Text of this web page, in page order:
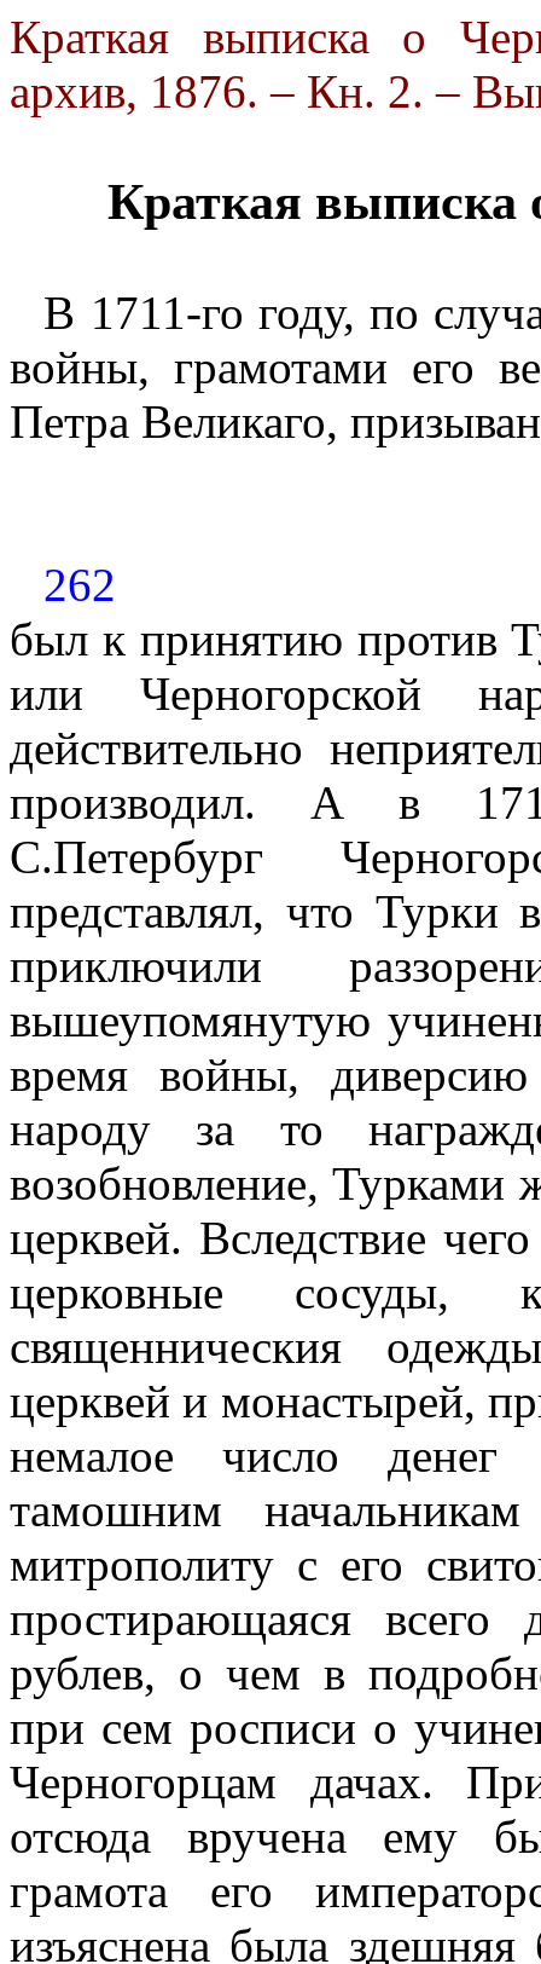
Краткая выписка о
архив, 1876. – Кн. 2. –
Краткая выписка
В 1711-го году, по
войны, грамотами его
Петра Великаго, призыван
262
был к принятию против
или Черногорской
действительно
производил. А в
С.Петербург
представлял, что Турки
приключили
вышеупомянутую
время войны,
народу за то
возобновление, Турками
церквей. Вследствие
церковные сосуды,
священническия
церквей и монастырей,
немалое число денег
тамошним
митрополиту с его
простирающаяся
рублев, о чем в
при сем росписи о
Черногорцам дачах.
отсюда вручена ему
грамота его
изъяснена была здешняя